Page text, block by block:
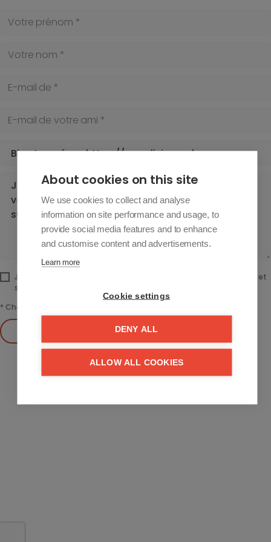
Votre prénom *
Votre nom *
E-mail de *
E-mail de votre ami *
J’ai pris connaissance de la
sur ce site et
suis d’accord.
* Champ requis
About cookies on this site
We use cookies to collect and analyse
information on site performance and usage, to
provide social media features and to enhance
and customise content and advertisements.
Learn more
Cookie settings
DENY ALL
ALLOW ALL COOKIES